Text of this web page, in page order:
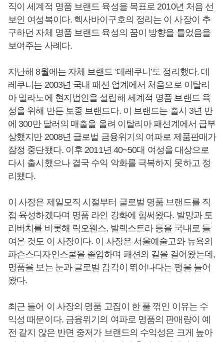
직이 세계적 명품 브랜드 육성을 목표로 2010년 처음 선
보인 여성복이다. 헥사바이구호의 정리는 이 사장이 추
구하던 자체 명품 브랜드 육성의 꿈이 방향을 틀었음을
보여주는 사례다.
지난해 8월에는 자체 브랜드 ‘데레쿠니’도 정리했다. 데
레쿠니는 2003년 국내 패션 업계에서 처음으로 이탈리
아 밀라노에 현지법인을 설립해 세계적 명품 브랜드 육
성을 위해 만든 토종 브랜드다. 이 브랜드는 출시 3년 만
에 300만 달러의 매출을 올려 이탈리아 패션계에서 급부
상했지만 2008년 글로벌 금융위기의 여파로 제품판매가
잠정 중단됐다. 이후 2011년 40~50대 여성을 대상으로
다시 출시했으나 결국 수익 악화를 극복하지 못하고 정
리됐다.
이 사장은 제일모직 시절부터 글로벌 명품 브랜드를 직
접 육성하겠다며 명품 라인 강화에 힘써왔다. 발망과 토
리버치를 비롯해 릭오웬스, 발렉스트라 등을 국내로 들
여온 것도 이 사장이다. 이 사장은 서울예술고와 뉴욕의
파슨스디자인스쿨을 졸업하며 패션의 길을 걸어왔는데,
명품을 보는 눈과 글로벌 감각이 뛰어나다는 평을 들어
왔다.
최근 들어 이 사장의 명품 고집이 한 풀 꺾인 이유는 수
익성 때문이다. 금융위기의 여파로 명품의 판매량이 예
전 같지 않은 반면 중저가 브랜드의 수익성은 크게 높아